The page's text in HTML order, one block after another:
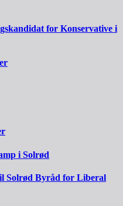
for Konservative i
i Solrød
Solrød Byråd for Liberal